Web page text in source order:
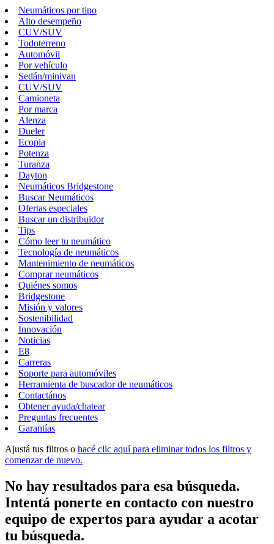
Neumáticos por tipo
Alto desempeño
CUV/SUV
Todoterreno
Automóvil
Por vehículo
Sedán/minivan
CUV/SUV
Camioneta
Por marca
Alenza
Dueler
Ecopia
Potenza
Turanza
Dayton
Neumáticos Bridgestone
Buscar Neumáticos
Ofertas especiales
Buscar un distribuidor
Tips
Cómo leer tu neumático
Tecnología de neumáticos
Mantenimiento de neumáticos
Comprar neumáticos
Quiénes somos
Bridgestone
Misión y valores
Sostenibilidad
Innovación
Noticias
E8
Carreras
Soporte para automóviles
Herramienta de buscador de neumáticos
Contactános
Obtener ayuda/chatear
Preguntas frecuentes
Garantías
Ajustá tus filtros o hacé clic aquí para eliminar todos los filtros y
comenzar de nuevo.
No hay resultados para esa búsqueda.
Intentá ponerte en contacto con nuestro
equipo de expertos para ayudar a acotar
tu búsqueda.